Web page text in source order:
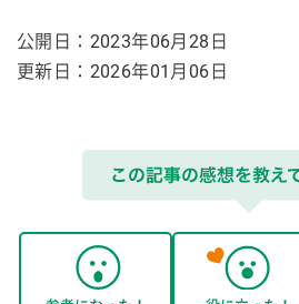
公開日：2023年06月28日
更新日： 2026年01月06日